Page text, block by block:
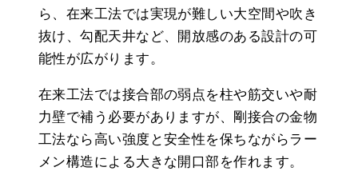
ら、在来工法では実現が難しい大空間や吹き
抜け、勾配天井など、開放感のある設計の可
能性が広がります。
在来工法では接合部の弱点を柱や筋交いや耐
力壁で補う必要がありますが、剛接合の金物
工法なら高い強度と安全性を保ちながらラー
メン構造による大きな開口部を作れます。